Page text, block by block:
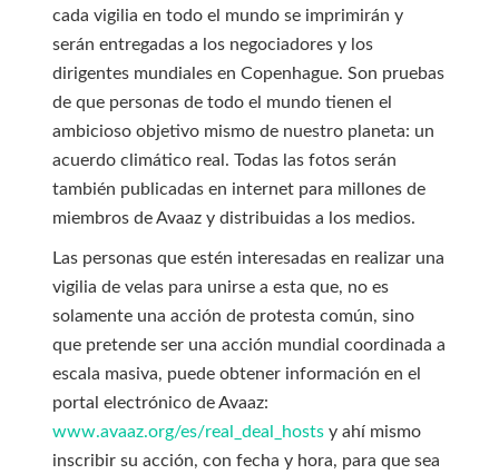
cada vigilia en todo el mundo se imprimirán y
serán entregadas a los negociadores y los
dirigentes mundiales en Copenhague. Son pruebas
de que personas de todo el mundo tienen el
ambicioso objetivo mismo de nuestro planeta: un
acuerdo climático real. Todas las fotos serán
también publicadas en internet para millones de
miembros de Avaaz y distribuidas a los medios.
Las personas que estén interesadas en realizar una
vigilia de velas para unirse a esta que, no es
solamente una acción de protesta común, sino
que pretende ser una acción mundial coordinada a
escala masiva, puede obtener información en el
portal electrónico de Avaaz:
www.avaaz.org/es/real_deal_hostsy ahí mismo
inscribir su acción, con fecha y hora, para que sea